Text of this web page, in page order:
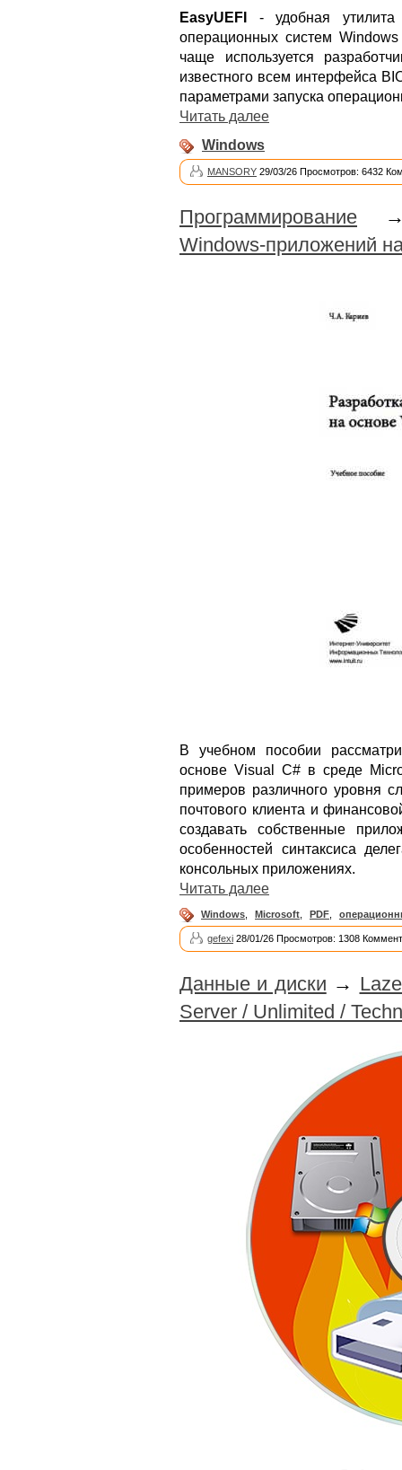
EasyUEFI
- удобная утилита
операционных систем
чаще используется
известного всем интерфейса
параметрами запуска
Читать далее
Windows
MANSORY 29/03/26 Просмотров: 6432
Программирование
Windows-приложений
В учебном пособии
основе Visual C# в среде
примеров различного уровня
почтового клиента и
создавать собственные
особенностей синтаксиса
консольных приложениях.
Читать далее
Windows Microsoft PDF
gefexi 28/01/26 Просмотров: 1308
Данные и диски →
Server / Unlimited /